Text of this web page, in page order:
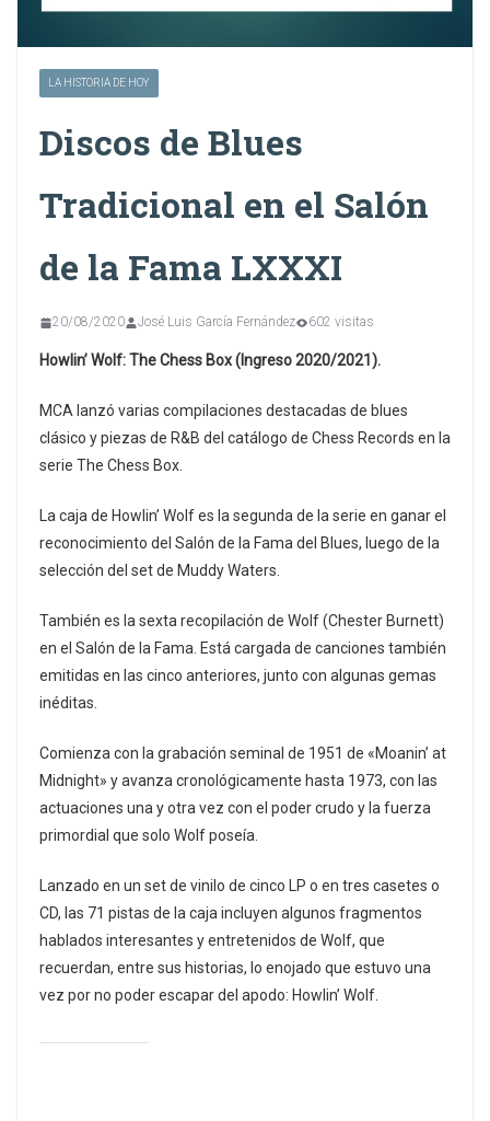
LA HISTORIA DE HOY
Discos de Blues
Tradicional en el Salón
de la Fama LXXXI
20/08/2020 José Luis García Fernández 602 visitas
Howlin’ Wolf: The Chess Box (Ingreso 2020/2021).
MCA lanzó varias compilaciones destacadas de blues
clásico y piezas de R&B del catálogo de Chess Records en la
serie The Chess Box.
La caja de Howlin’ Wolf es la segunda de la serie en ganar el
reconocimiento del Salón de la Fama del Blues, luego de la
selección del set de Muddy Waters.
También es la sexta recopilación de Wolf (Chester Burnett)
en el Salón de la Fama. Está cargada de canciones también
emitidas en las cinco anteriores, junto con algunas gemas
inéditas.
Comienza con la grabación seminal de 1951 de «Moanin’ at
Midnight» y avanza cronológicamente hasta 1973, con las
actuaciones una y otra vez con el poder crudo y la fuerza
primordial que solo Wolf poseía.
Lanzado en un set de vinilo de cinco LP o en tres casetes o
CD, las 71 pistas de la caja incluyen algunos fragmentos
hablados interesantes y entretenidos de Wolf, que
recuerdan, entre sus historias, lo enojado que estuvo una
vez por no poder escapar del apodo: Howlin’ Wolf.